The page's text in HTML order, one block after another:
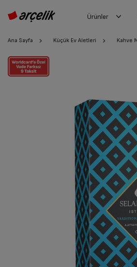
Ürünler
Ana Sayfa Küçük Ev Aletleri Kahve